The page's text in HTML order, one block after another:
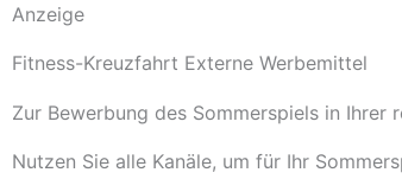
Anzeige
Fitness-Kreuzfahrt Externe Werbemittel
Zur Bewerbung des Sommerspiels in Ihrer
Nutzen Sie alle Kanäle, um für Ihr